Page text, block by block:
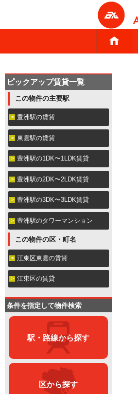
ピックアップ賃貸一覧
この物件の主要駅
豊洲駅の賃貸
東雲駅の賃貸
豊洲駅の1DK〜1LDK賃貸
豊洲駅の2DK〜2LDK賃貸
豊洲駅の3DK〜3LDK賃貸
豊洲駅のタワーマンション
この物件の区・町名
江東区東雲の賃貸
江東区の賃貸
条件を指定して物件検索
駅・路線から探す
区から探す